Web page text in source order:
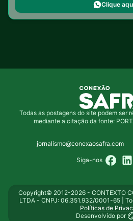
Clique
Todas as postagens do site podem ser
mediante a citação da fonte:
jornalismo@conexaosafra.com
Siga-nos
Copyright© 2012-2026 - CONTEXTO
LTDA - CNPJ: 06.351.932/0001-65 |
Políticas de
Desenvolvido por